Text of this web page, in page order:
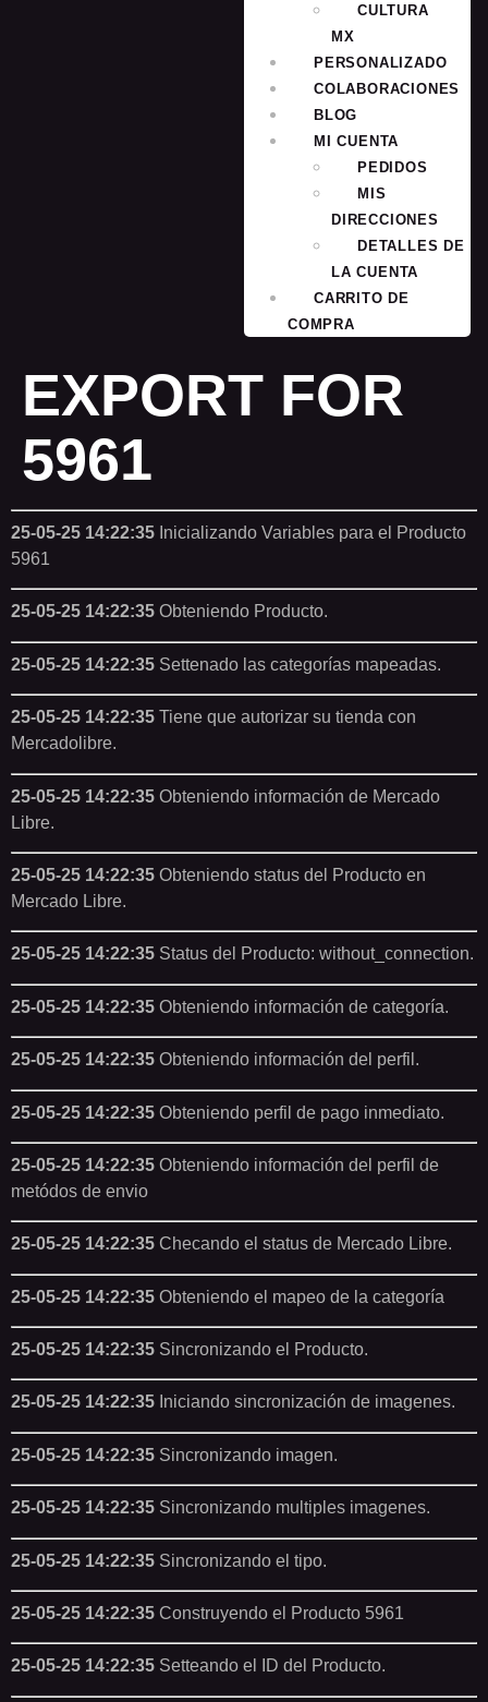
CULTURA
MX
PERSONALIZADO
COLABORACIONES
BLOG
MI CUENTA
PEDIDOS
MIS
DIRECCIONES
DETALLES DE
LA CUENTA
CARRITO DE
COMPRA
EXPORT FOR
5961
25-05-25 14:22:35 Inicializando Variables para el Producto
5961
25-05-25 14:22:35 Obteniendo Producto.
25-05-25 14:22:35 Settenado las categorías mapeadas.
25-05-25 14:22:35 Tiene que autorizar su tienda con
Mercadolibre.
25-05-25 14:22:35 Obteniendo información de Mercado
Libre.
25-05-25 14:22:35 Obteniendo status del Producto en
Mercado Libre.
25-05-25 14:22:35 Status del Producto: without_connection.
25-05-25 14:22:35 Obteniendo información de categoría.
25-05-25 14:22:35 Obteniendo información del perfil.
25-05-25 14:22:35 Obteniendo perfil de pago inmediato.
25-05-25 14:22:35 Obteniendo información del perfil de
metódos de envio
25-05-25 14:22:35 Checando el status de Mercado Libre.
25-05-25 14:22:35 Obteniendo el mapeo de la categoría
25-05-25 14:22:35 Sincronizando el Producto.
25-05-25 14:22:35 Iniciando sincronización de imagenes.
25-05-25 14:22:35 Sincronizando imagen.
25-05-25 14:22:35 Sincronizando multiples imagenes.
25-05-25 14:22:35 Sincronizando el tipo.
25-05-25 14:22:35 Construyendo el Producto 5961
25-05-25 14:22:35 Setteando el ID del Producto.